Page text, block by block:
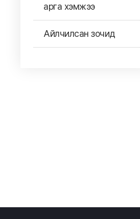
арга хэмжээ
Айлчилсан зочид